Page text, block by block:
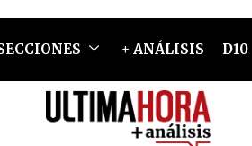
+ ANÁLISIS D10